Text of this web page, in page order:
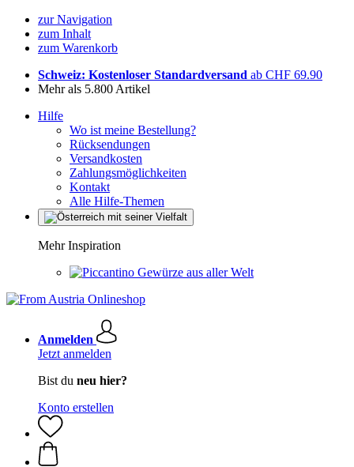
zur Navigation
zum Inhalt
zum Warenkorb
Schweiz: Kostenloser Standardversand ab CHF 69.90
Mehr als 5.800 Artikel
Hilfe
Wo ist meine Bestellung?
Rücksendungen
Versandkosten
Zahlungsmöglichkeiten
Kontakt
Alle Hilfe-Themen
Mehr Inspiration
Gewürze aus aller Welt
Anmelden
Jetzt anmelden
Bist du neu hier?
Konto erstellen